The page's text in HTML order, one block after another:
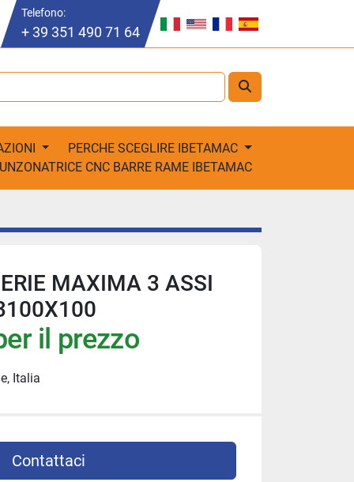
Telefono:
+ 39 351 490 71 64
PERCHE SCEGLIRE IBETAMAC
PUNZONATRICE CNC BARRE RAME IBETAMAC
MAXIMA 3 ASSI
il prezzo
Italia
Contattaci